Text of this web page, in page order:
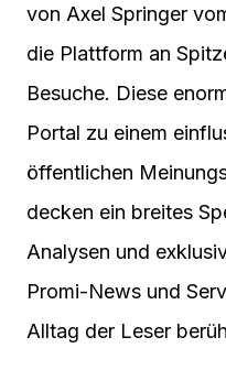
von Axel Springer
die Plattform an
Besuche. Diese
Portal zu einem
öffentlichen
decken ein breites
Analysen und
Promi-News und
Alltag der Leser